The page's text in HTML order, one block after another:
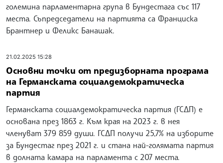
големина парламентарна група в Бундестага със 117
места. Съпредседатели на партията са Франциска
Брантнер и Феликс Банашак.
21.02.2025 15:28
Основни точки от предизборната програма
на Германската социалдемократическа
партия
Германската социалдемократическа партия (ГСДП) е
основана през 1863 г. Към края на 2023 г. в нея
членуват 379 859 души. ГСДП получи 25,7% на изборите
за Бундестаг през 2021 г. и стана най-голямата партия
в долната камара на парламента с 207 места.